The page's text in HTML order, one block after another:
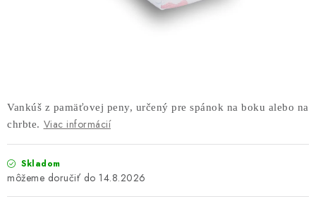
SAMOSTATNE STOJACE LAMELOVÉ STENY
PREDEĽOVACIA STENA S OTOČNÝMI LAMELAMI
NAJPREDÁVANEJŠIE PRODUKTY
Vankúš z pamäťovej peny, určený pre spánok na boku alebo na
chrbte. Viac informácií
Skladom
14.8.2026